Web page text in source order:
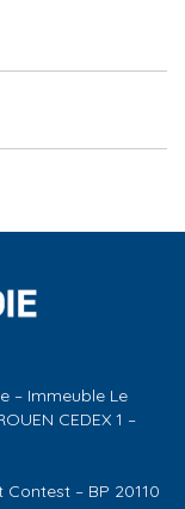
– Immeuble Le
CEDEX 1 –
Contest – BP 20110